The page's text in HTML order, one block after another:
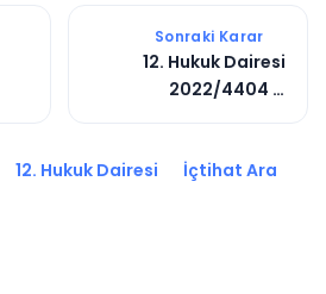
Sonraki Karar
12. Hukuk Dairesi
2022/4404 E.
12. Hukuk Dairesi İçtihat Ara